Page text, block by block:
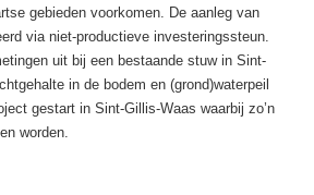
gebieden voorkomen. De aanleg van
via niet-productieve investeringssteun.
uit bij een bestaande stuw in Sint-
in de bodem en (grond)waterpeil
gestart in Sint-Gillis-Waas waarbij zo’n
worden.